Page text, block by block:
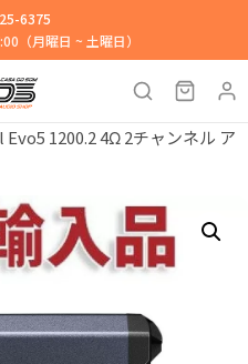
6375
（月曜日 ~ 土曜日）
1200.2 4Ω 2チャンネル ア